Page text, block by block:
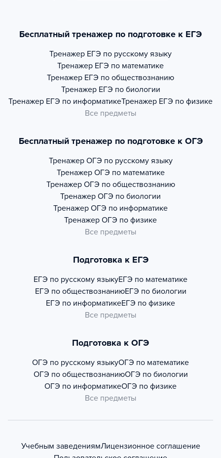
Бесплатный тренажер по подготовке к ЕГЭ
Тренажер ЕГЭ по русскому языку
Тренажер ЕГЭ по математике
Тренажер ЕГЭ по обществознанию
Тренажер ЕГЭ по биологии
Тренажер ЕГЭ по информатикеТренажер ЕГЭ по физике
Все предметы
Бесплатный тренажер по подготовке к ОГЭ
Тренажер ОГЭ по русскому языку
Тренажер ОГЭ по математике
Тренажер ОГЭ по обществознанию
Тренажер ОГЭ по биологии
Тренажер ОГЭ по информатике
Тренажер ОГЭ по физике
Все предметы
Подготовка к ЕГЭ
ЕГЭ по русскому языкуЕГЭ по математике
ЕГЭ по обществознаниюЕГЭ по биологии
ЕГЭ по информатикеЕГЭ по физике
Все предметы
Подготовка к ОГЭ
ОГЭ по русскому языкуОГЭ по математике
ОГЭ по обществознаниюОГЭ по биологии
ОГЭ по информатикеОГЭ по физике
Все предметы
Учебным заведениямЛицензионное соглашение